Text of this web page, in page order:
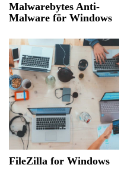
Malwarebytes Anti-
Malware för Windows
FileZilla for Windows